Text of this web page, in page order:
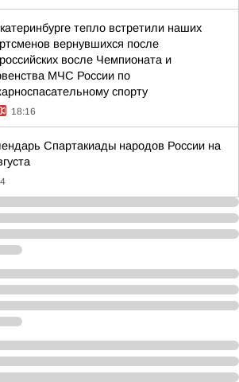
тепло встретили наших
вернувшихся после
восле Чемпионата и
МЧС России по
спорту
18:16
Спартакиады народов России на